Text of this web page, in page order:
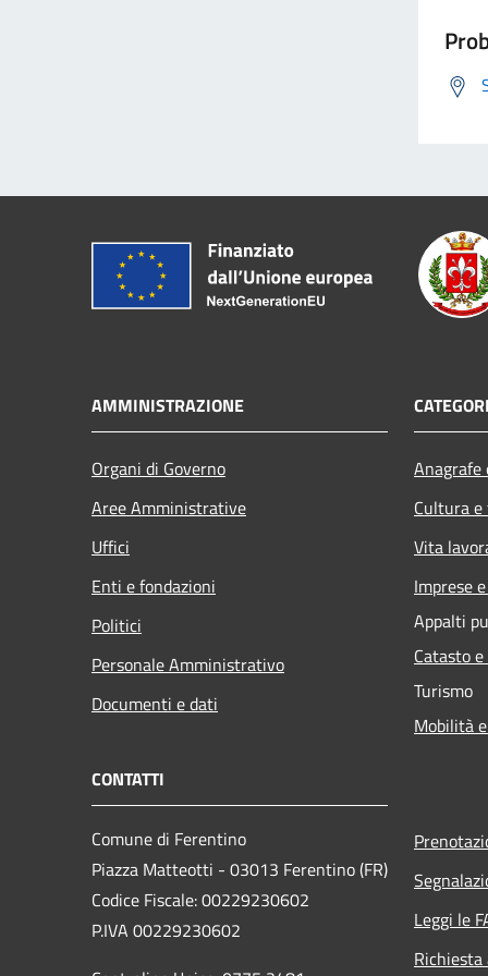
AMMINISTRAZIONE
Organi di Governo
Aree Amministrative
Uffici
Enti e fondazioni
Politici
Personale Amministrativo
Documenti e dati
Cultura
Vita
Imprese
Appalti
Catasto
Turismo
Mobilità
CONTATTI
Comune di Ferentino
Piazza Matteotti - 03013 Ferentino (FR)
Codice Fiscale: 00229230602
P.IVA 00229230602
Leggi le